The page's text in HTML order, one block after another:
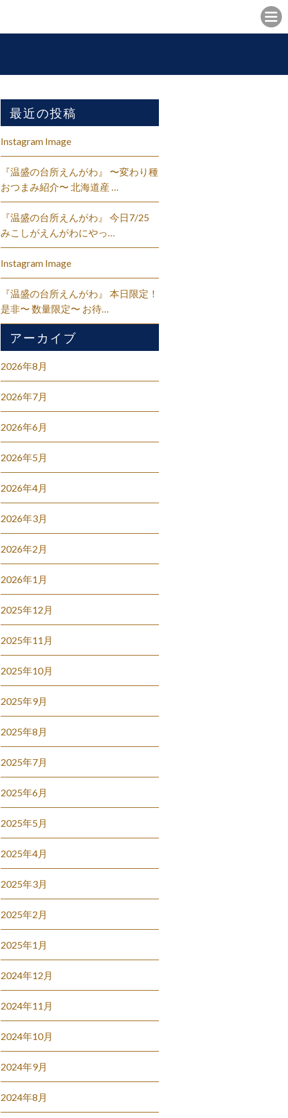
最近の投稿
Instagram Image
『温盛の台所えんがわ』 〜変わり種
おつまみ紹介〜 北海道産 …
『温盛の台所えんがわ』 今日7/25
みこしがえんがわにやっ…
Instagram Image
『温盛の台所えんがわ』 本日限定！
是非〜 数量限定〜 お待…
アーカイブ
2026年8月
2026年7月
2026年6月
2026年5月
2026年4月
2026年3月
2026年2月
2026年1月
2025年12月
2025年11月
2025年10月
2025年9月
2025年8月
2025年7月
2025年6月
2025年5月
2025年4月
2025年3月
2025年2月
2025年1月
2024年12月
2024年11月
2024年10月
2024年9月
2024年8月